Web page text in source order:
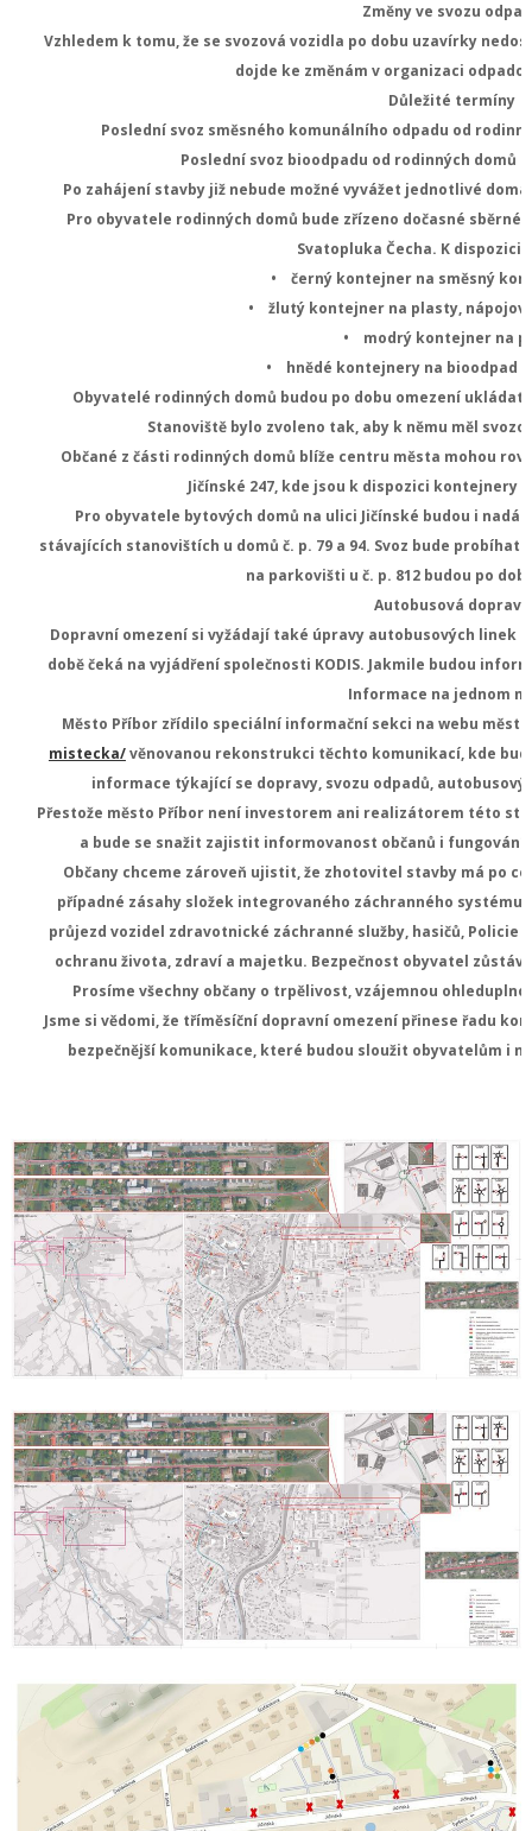
Změny ve svozu
Vzhledem k tomu, že se svozová vozidla po dobu uzavírky
dojde ke změnám v organizaci
Důležité termíny
Poslední svoz směsného komunálního odpadu od
Poslední svoz bioodpadu od rodinných domů
Po zahájení stavby již nebude možné vyvážet jednotlivé
Pro obyvatele rodinných domů bude zřízeno dočasné
Svatopluka Čecha. K dispozici
• černý kontejner na směsný
• žlutý kontejner na plasty,
• modrý kontejner na
• hnědé kontejnery na bioodpad
Obyvatelé rodinných domů budou po dobu omezení
Stanoviště bylo zvoleno tak, aby k němu měl
Občané z části rodinných domů blíže centru města mohou
Jičínské 247, kde jsou k dispozici kontejnery
Pro obyvatele bytových domů na ulici Jičínské budou i
stávajících stanovištích u domů č. p. 79 a 94. Svoz bude probíhat
na parkovišti u č. p. 812 budou po
Autobusová doprava
Dopravní omezení si vyžádají také úpravy autobusových linek
době čeká na vyjádření společnosti KODIS. Jakmile budou
Informace na jednom
Město Příbor zřídilo speciální informační sekci na webu
mistecka/věnovanou rekonstrukci těchto komunikací, kde
informace týkající se dopravy, svozu odpadů,
Přestože město Příbor není investorem ani realizátorem této
a bude se snažit zajistit informovanost občanů i fungování
Občany chceme zároveň ujistit, že zhotovitel stavby má po
případné zásahy složek integrovaného záchranného
průjezd vozidel zdravotnické záchranné služby, hasičů, Policie
ochranu života, zdraví a majetku. Bezpečnost obyvatel
Prosíme všechny občany o trpělivost, vzájemnou
Jsme si vědomi, že tříměsíční dopravní omezení přinese řadu
bezpečnější komunikace, které budou sloužit obyvatelům i